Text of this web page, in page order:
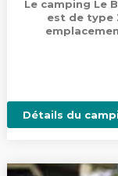
Le camping Le
est de type
Détails du